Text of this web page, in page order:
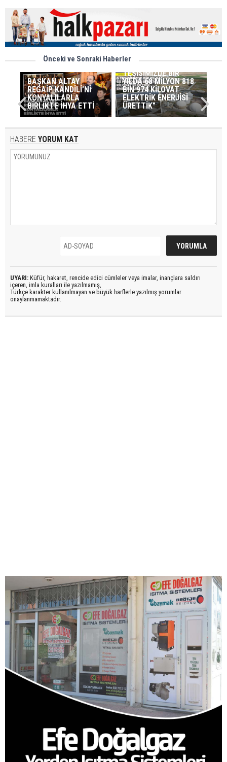
Önceki ve Sonraki Haberler
BAŞKAN ALTAY
REGAİP KANDİLİ’Nİ
KONYALILARLA
BİRLİKTE İHYA ETTİ
TESİSİMİZDE BİR
YILDA 68 MİLYON 818
BİN 974 KİLOVAT
ELEKTRİK ENERJİSİ
ÜRETTİK”
HABERE YORUM KAT
UYARI: Küfür, hakaret, rencide edici cümleler veya imalar, inançlara saldırı
içeren, imla kuralları ile yazılmamış,
Türkçe karakter kullanılmayan ve büyük harflerle yazılmış yorumlar
onaylanmamaktadır.